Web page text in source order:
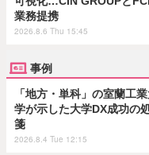
業務提携
2026.8.6 Thu 15:45
事例
「地方・単科」の室蘭工
学が示した大学DX成功の
箋
2026.8.4 Tue 12:15